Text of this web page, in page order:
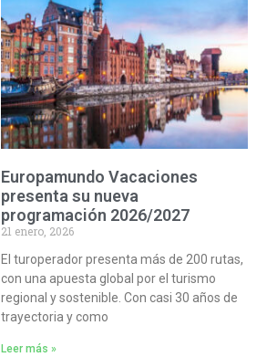
Europamundo Vacaciones
presenta su nueva
programación 2026/2027
21 enero, 2026
El turoperador presenta más de 200 rutas,
con una apuesta global por el turismo
regional y sostenible. Con casi 30 años de
trayectoria y como
Leer más »